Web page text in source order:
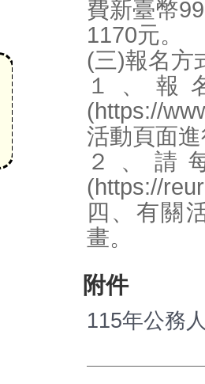
費新臺幣
1170元。
(三)報名方
１、報
(https://
活動頁面
２、請
(https://
四、有關
畫。
附件
115年公務